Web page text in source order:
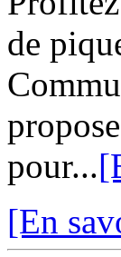
de
pour...
[En